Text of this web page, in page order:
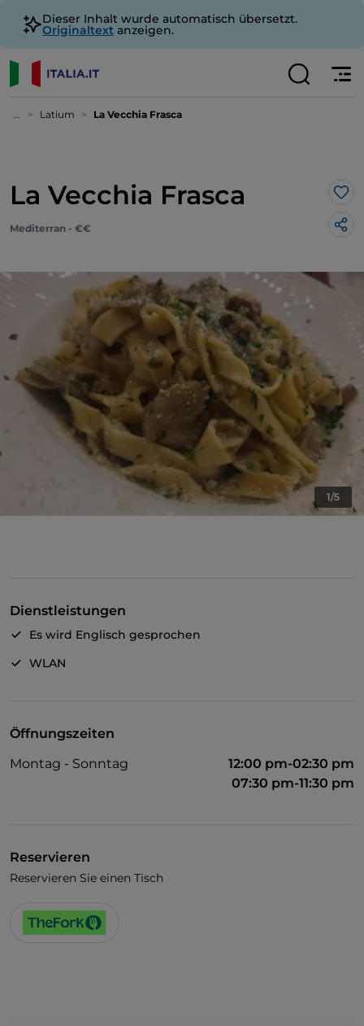
Dieser Inhalt wurde automatisch übersetzt.
Originaltext anzeigen.
... Latium La Vecchia Frasca
La Vecchia Frasca
Mediterran - €€
1/5
Dienstleistungen
Es wird Englisch gesprochen
WLAN
Öffnungszeiten
Montag - Sonntag
12:00 pm-02:30 pm
07:30 pm-11:30 pm
Reservieren
Reservieren Sie einen Tisch